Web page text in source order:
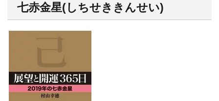
七赤金星(しちせききんせい)